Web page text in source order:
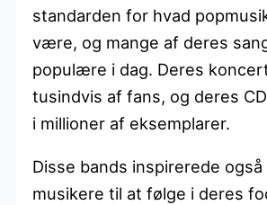
standarden for hvad
være, og mange af deres
populære i dag. Deres
tusindvis af fans, og deres
i millioner af eksemplarer.
Disse bands inspirerede
musikere til at følge i deres